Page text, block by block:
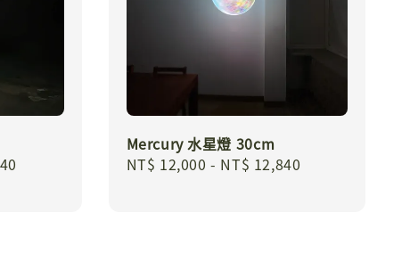
Mercury 水星燈 30cm
Regular
NT$ 12,000 - NT$ 12,840